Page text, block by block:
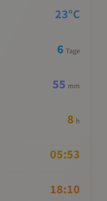
23°C
6 Tage
55 mm
8 h
05:53
18:10